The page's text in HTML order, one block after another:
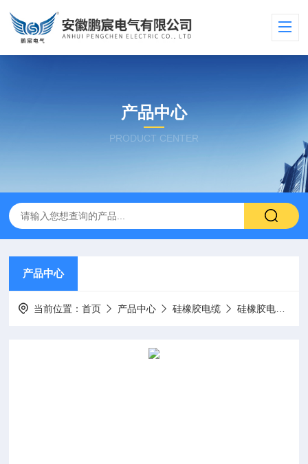
产品中心
PRODUCT CENTER
产品中心
当前位置：首页 产品中心 硅橡胶电缆 硅橡胶电力电缆